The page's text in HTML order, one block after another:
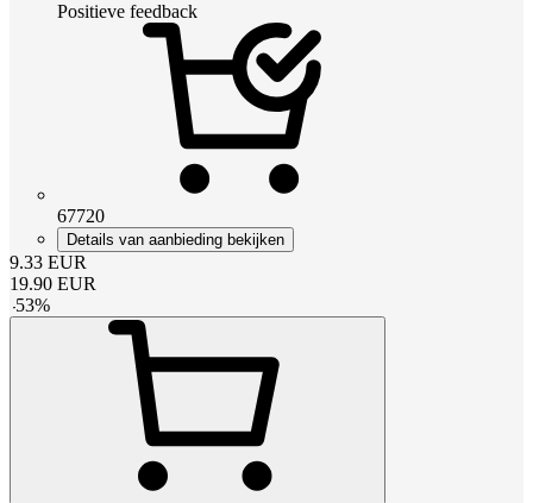
Positieve feedback
67720
Details van aanbieding bekijken
9.33 EUR
19.90 EUR
-53%